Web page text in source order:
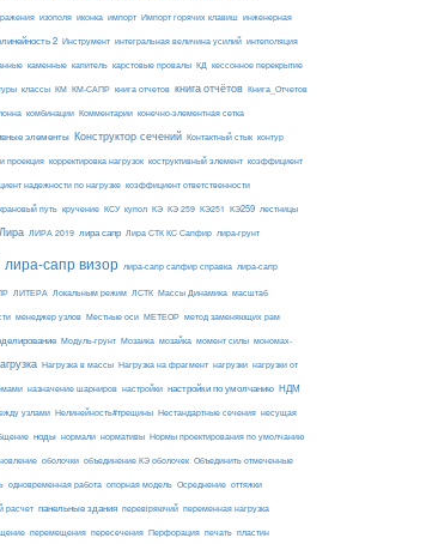
изополя иконка импорт Импорт горячих клавиш инженерная
2 Инструмент интегральная величина усилий интеполяция
каменные капитель карстовые провалы КД кессонное перекрытие
классы КМ КМ-САПР книга отчетов книга отчётов Книга_Отчетов
комбинации Комментарии конечно-элементная сетка
элементы Конструктор сечений Контактный стык контур
проекция корректировка нагрузок коструктивный элемент коэффициент
надежности по нагрузке коэффициент ответственности
крановый путь кручение КСУ купол КЭ КЭ 259 КЭ251 КЭ259 лестницы
Лира ЛИРА 2019 лира сапр Лира СТК КС Сапфир лира-грунт
лира-сапр визор лира-сапр сапфир справка лира-сапр
ЛИТЕРА Локальным режим ЛСТК Массы Динамика масштаб
менеджер узлов Местные оси МЕТЕОР метод заменяющих рам
Модуль-грунт Мозаика мозайка момент силы мономах-
Нагрузка в массы Нагрузка на фрагмент нагрузки нагрузки от
назначение шарниров настройки настройки по умолчанию НДМ
узлами Нелинейность#трещины Нестандартные сечения несущая
ноды нормали нормативы Нормы проектирования по умолчанию
оболочки объединение КЭ оболочек Объединить отмеченные
одновременная работа опорная модель Осреднение оттяжки
расчет панельные здания перевіряючий переменная нагрузка
перемещения пересечения Перфорация печать пластин